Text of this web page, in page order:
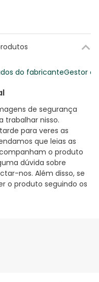
do fabricanteGestor
de segurança
trabalhar nisso.
para veres as
que leias as
o produto
dúvida sobre
nos. Além disso, se
o produto seguindo os